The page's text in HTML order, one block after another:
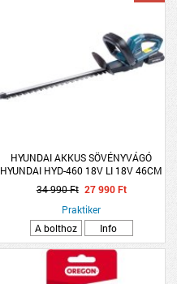
HYUNDAI AKKUS SÖVÉNYVÁGÓ
HYUNDAI HYD-460 18V LI 18V 46CM
AKKUVAL ÉS TÖLTŐVEL
34 990 Ft 27 990 Ft
Praktiker
A bolthoz
Info